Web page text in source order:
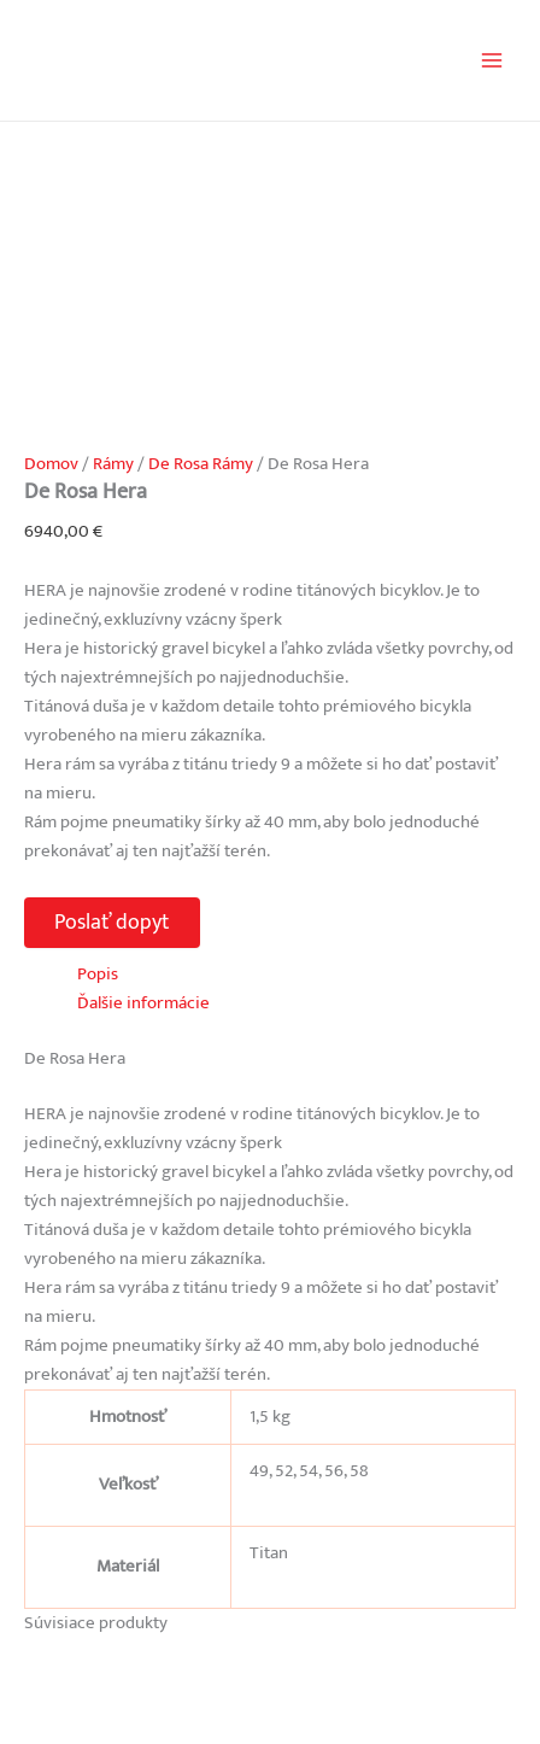
Domov/Rámy/De Rosa Rámy/ De Rosa Hera
De Rosa Hera
6940,00€
HERA je najnovšie zrodené v rodine titánových bicyklov. Je to
jedinečný, exkluzívny vzácny šperk
Hera je historický gravel bicykel a ľahko zvláda všetky povrchy, od
tých najextrémnejších po najjednoduchšie.
Titánová duša je v každom detaile tohto prémiového bicykla
vyrobeného na mieru zákazníka.
Hera rám sa vyrába z titánu triedy 9 a môžete si ho dať postaviť
na mieru.
Rám pojme pneumatiky šírky až 40 mm, aby bolo jednoduché
prekonávať aj ten najťažší terén.
Poslať dopyt
Popis
Ďalšie informácie
De Rosa Hera
HERA je najnovšie zrodené v rodine titánových bicyklov. Je to
jedinečný, exkluzívny vzácny šperk
Hera je historický gravel bicykel a ľahko zvláda všetky povrchy, od
tých najextrémnejších po najjednoduchšie.
Titánová duša je v každom detaile tohto prémiového bicykla
vyrobeného na mieru zákazníka.
Hera rám sa vyrába z titánu triedy 9 a môžete si ho dať postaviť
na mieru.
Rám pojme pneumatiky šírky až 40 mm, aby bolo jednoduché
prekonávať aj ten najťažší terén.
Hmotnosť
1,5 kg
Veľkosť 49, 52, 54, 56, 58
Materiál Titan
Súvisiace produkty